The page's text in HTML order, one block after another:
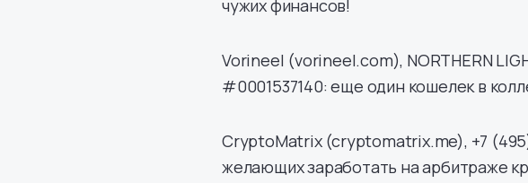
чужих финансов!
Vorineel (vorineel.com), NORTHERN
#0001537140: еще один кошелек в
CryptoMatrix (cryptomatrix.me), +7
желающих заработать на арбитраже